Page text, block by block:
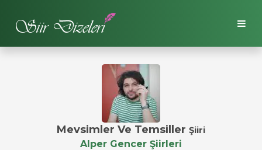
Mevsimler Ve Temsiller Şiiri
Alper Gencer Şiirleri